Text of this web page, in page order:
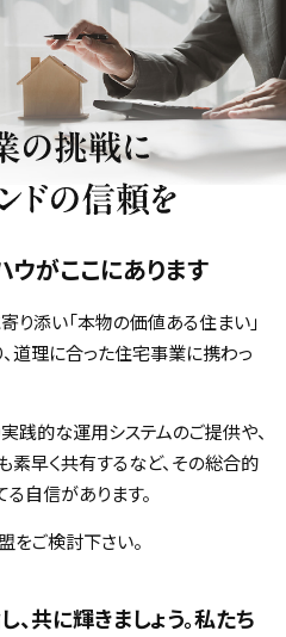
がここにあります
り添い「本物の価値ある住まい」
道理に合った住宅事業に携わっ
践的な運用システムのご提供や、
早く共有するなど、その総合的
自信があります。
をご検討下さい。
、共に輝きましょう。私たち